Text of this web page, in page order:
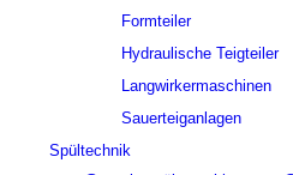
Formteiler
Hydraulische Teigteiler
Langwirkermaschinen
Sauerteiganlagen
Spültechnik